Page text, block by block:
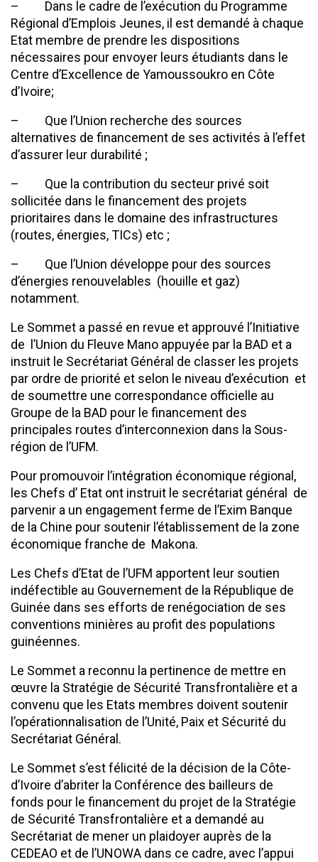
– Dans le cadre de l’exécution du Programme
Régional d’Emplois Jeunes, il est demandé à chaque
Etat membre de prendre les dispositions
nécessaires pour envoyer leurs étudiants dans le
Centre d’Excellence de Yamoussoukro en Côte
d’Ivoire;
– Que l’Union recherche des sources
alternatives de financement de ses activités à l’effet
d’assurer leur durabilité ;
– Que la contribution du secteur privé soit
sollicitée dans le financement des projets
prioritaires dans le domaine des infrastructures
(routes, énergies, TICs) etc ;
– Que l’Union développe pour des sources
d’énergies renouvelables (houille et gaz)
notamment.
Le Sommet a passé en revue et approuvé l’Initiative
de l’Union du Fleuve Mano appuyée par la BAD et a
instruit le Secrétariat Général de classer les projets
par ordre de priorité et selon le niveau d’exécution et
de soumettre une correspondance officielle au
Groupe de la BAD pour le financement des
principales routes d’interconnexion dans la Sous-
région de l’UFM.
Pour promouvoir l’intégration économique régional,
les Chefs d’ Etat ont instruit le secrétariat général de
parvenir a un engagement ferme de l’Exim Banque
de la Chine pour soutenir l’établissement de la zone
économique franche de Makona.
Les Chefs d’Etat de l’UFM apportent leur soutien
indéfectible au Gouvernement de la République de
Guinée dans ses efforts de renégociation de ses
conventions minières au profit des populations
guinéennes.
Le Sommet a reconnu la pertinence de mettre en
œuvre la Stratégie de Sécurité Transfrontalière et a
convenu que les Etats membres doivent soutenir
l’opérationnalisation de l’Unité, Paix et Sécurité du
Secrétariat Général.
Le Sommet s’est félicité de la décision de la Côte-
d’Ivoire d’abriter la Conférence des bailleurs de
fonds pour le financement du projet de la Stratégie
de Sécurité Transfrontalière et a demandé au
Secrétariat de mener un plaidoyer auprès de la
CEDEAO et de l’UNOWA dans ce cadre, avec l’appui